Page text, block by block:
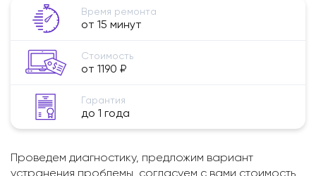
Время ремонта
от 15 минут
Стоимость
от 1190 ₽
Гарантия
до 1 года
Проведем диагностику, предложим вариант
устранения проблемы, согласуем с вами стоимость,